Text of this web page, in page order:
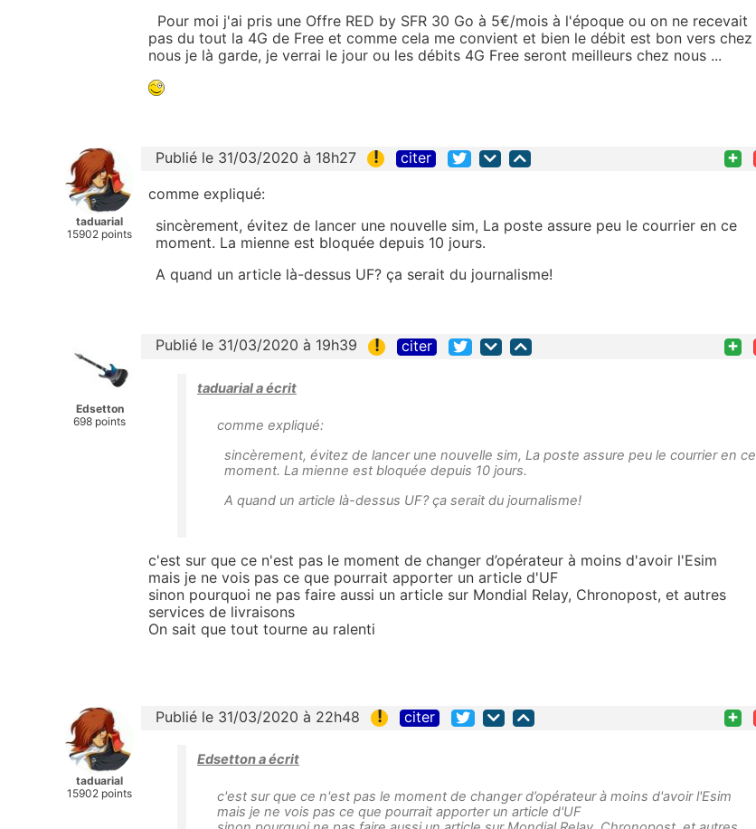
Pour moi j'ai pris une Offre RED by SFR 30 Go à 5€/mois à l'époque ou on ne recevait
pas du tout la 4G de Free et comme cela me convient et bien le débit est bon vers chez
nous je là garde, je verrai le jour ou les débits 4G Free seront meilleurs chez nous ...
taduarial
15902 points
Publié le 31/03/2020 à 18h27 ! citer +
comme expliqué:
sincèrement, évitez de lancer une nouvelle sim, La poste assure peu le courrier en ce
moment. La mienne est bloquée depuis 10 jours.
A quand un article là-dessus UF? ça serait du journalisme!
Edsetton
698 points
Publié le 31/03/2020 à 19h39 ! citer +
taduarial a écrit
comme expliqué:
sincèrement, évitez de lancer une nouvelle sim, La poste assure peu le courrier en ce
moment. La mienne est bloquée depuis 10 jours.
A quand un article là-dessus UF? ça serait du journalisme!
c'est sur que ce n'est pas le moment de changer d’opérateur à moins d'avoir l'Esim
mais je ne vois pas ce que pourrait apporter un article d'UF
sinon pourquoi ne pas faire aussi un article sur Mondial Relay, Chronopost, et autres
services de livraisons
On sait que tout tourne au ralenti
taduarial
15902 points
Publié le 31/03/2020 à 22h48 ! citer +
Edsetton a écrit
c'est sur que ce n'est pas le moment de changer d’opérateur à moins d'avoir l'Esim
mais je ne vois pas ce que pourrait apporter un article d'UF